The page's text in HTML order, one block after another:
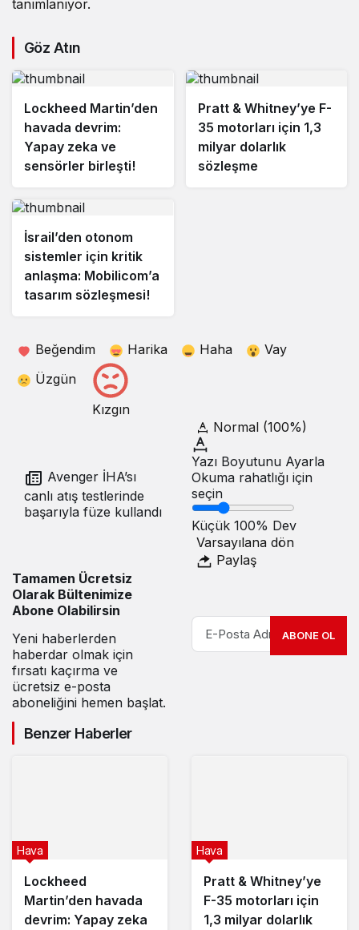
tanımlanıyor.
Göz Atın
Lockheed Martin’den
havada devrim:
Yapay zeka ve
sensörler birleşti!
Pratt & Whitney’ye F-
35 motorları için 1,3
milyar dolarlık
sözleşme
İsrail’den otonom
sistemler için kritik
anlaşma: Mobilicom’a
tasarım sözleşmesi!
Beğendim Harika Haha
Vay
Üzgün
Kızgın
Avenger İHA’sı
canlı atış testlerinde
başarıyla füze kullandı
Normal (100%)
Yazı Boyutunu Ayarla
Okuma rahatlığı için
seçin
Küçük 100% Dev
Varsayılana dön
Paylaş
Tamamen Ücretsiz
Olarak Bültenimize
Abone Olabilirsin
Yeni haberlerden
haberdar olmak için
fırsatı kaçırma ve
ücretsiz e-posta
aboneliğini hemen başlat.
ABONE OL
Benzer Haberler
Lockheed
Martin’den havada
devrim: Yapay zeka
Hava
Pratt & Whitney’ye
F-35 motorları için
1,3 milyar dolarlık
Hava